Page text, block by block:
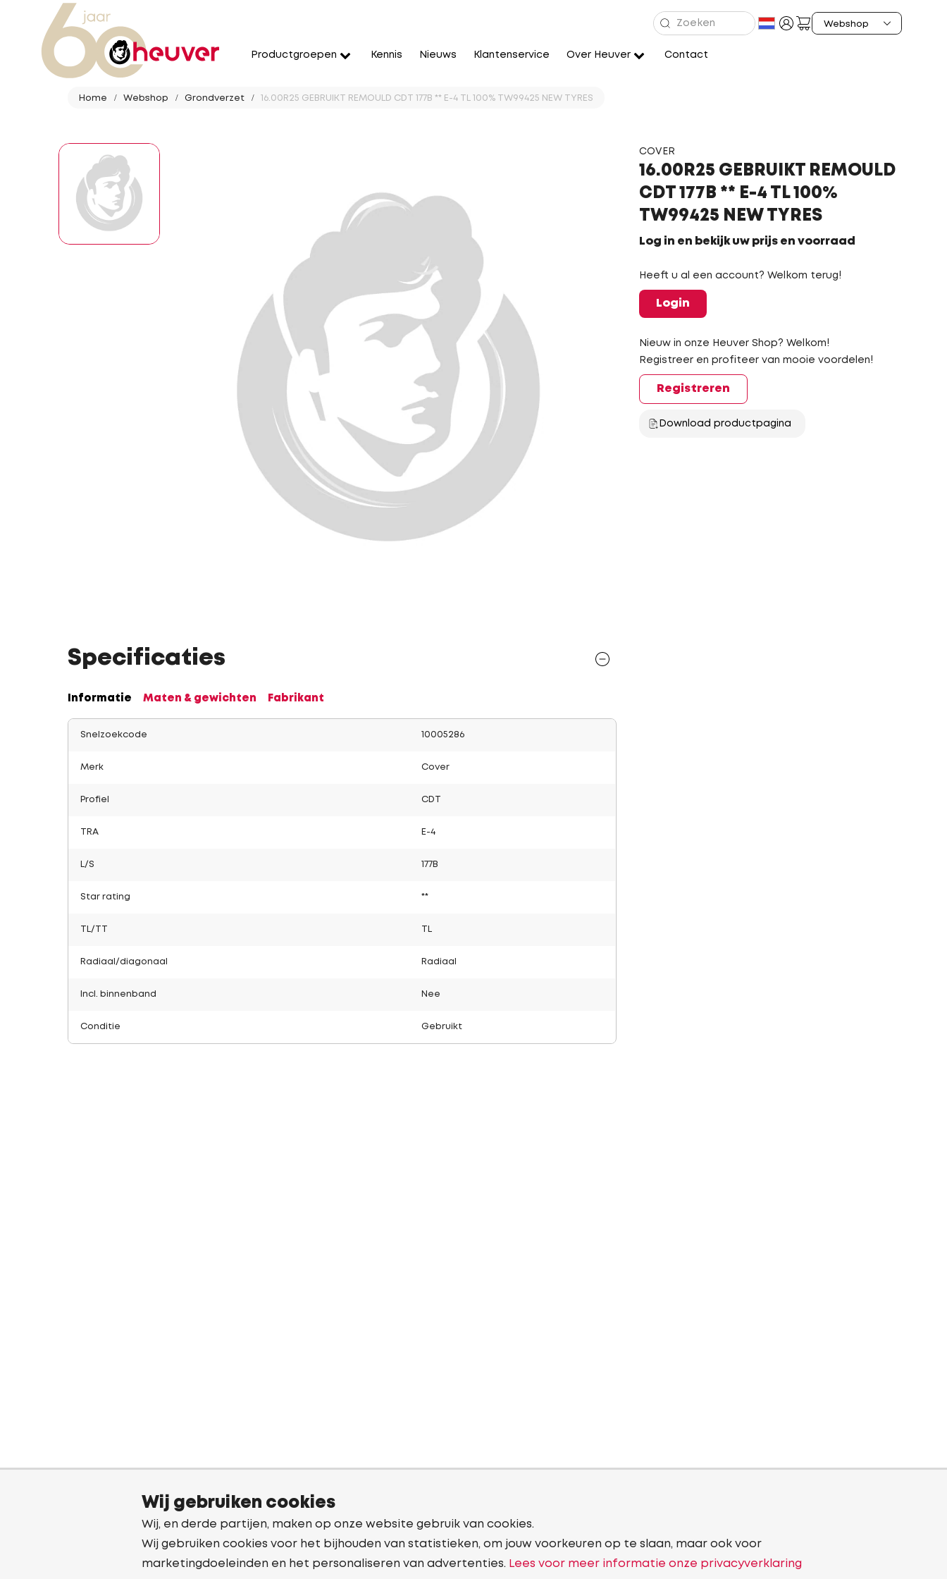
Productgroepen Kennis Nieuws Klantenservice Over Heuver Contact
Home Webshop Grondverzet 16.00R25 GEBRUIKT REMOULD CDT 177B ** E-4 TL 100% TW99425 NEW TYRES
COVER
16.00R25 GEBRUIKT REMOULD
CDT 177B ** E-4 TL 100%
TW99425 NEW TYRES
Log in en bekijk uw prijs en voorraad
Heeft u al een account? Welkom terug!
Login
Nieuw in onze Heuver Shop? Welkom!
Registreer en profiteer van mooie voordelen!
Registreren
Download productpagina
Specificaties
Informatie Maten & gewichten Fabrikant
Snelzoekcode 10005286
Merk Cover
Profiel CDT
TRA E-4
L/S 177B
Star rating **
TL/TT
Radiaal/diagonaal Radiaal
Incl. binnenband Nee
Conditie Gebruikt
Wij gebruiken cookies
Wij, en derde partijen, maken op onze website gebruik van cookies.
Wij gebruiken cookies voor het bijhouden van statistieken, om jouw voorkeuren op te slaan, maar ook voor
marketingdoeleinden en het personaliseren van advertenties. Lees voor meer informatie onze privacyverklaring